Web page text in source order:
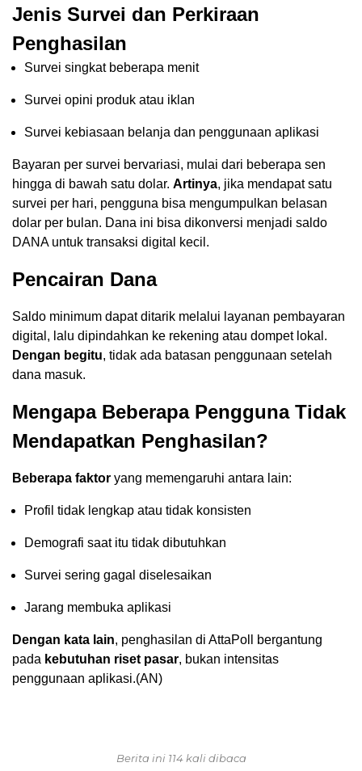
Jenis Survei dan Perkiraan
Penghasilan
Survei singkat beberapa menit
Survei opini produk atau iklan
Survei kebiasaan belanja dan penggunaan aplikasi
Bayaran per survei bervariasi, mulai dari beberapa sen
hingga di bawah satu dolar. Artinya, jika mendapat satu
survei per hari, pengguna bisa mengumpulkan belasan
dolar per bulan. Dana ini bisa dikonversi menjadi saldo
DANA untuk transaksi digital kecil.
Pencairan Dana
Saldo minimum dapat ditarik melalui layanan pembayaran
digital, lalu dipindahkan ke rekening atau dompet lokal.
Dengan begitu, tidak ada batasan penggunaan setelah
dana masuk.
Mengapa Beberapa Pengguna Tidak
Mendapatkan Penghasilan?
Beberapa faktor yang memengaruhi antara lain:
Profil tidak lengkap atau tidak konsisten
Demografi saat itu tidak dibutuhkan
Survei sering gagal diselesaikan
Jarang membuka aplikasi
Dengan kata lain, penghasilan di AttaPoll bergantung
pada kebutuhan riset pasar, bukan intensitas
penggunaan aplikasi.(AN)
Berita ini 114 kali dibaca